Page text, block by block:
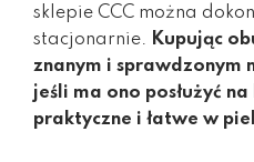
sklepie CCC można
stacjonarnie. Kupując
znanym i sprawdzonym
jeśli ma ono posłużyć
praktyczne i łatwe w